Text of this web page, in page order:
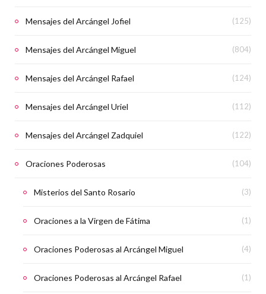
Mensajes del Arcángel Jofiel (125)
Mensajes del Arcángel Miguel (804)
Mensajes del Arcángel Rafael (124)
Mensajes del Arcángel Uriel (112)
Mensajes del Arcángel Zadquiel (122)
Oraciones Poderosas (104)
Misterios del Santo Rosario (3)
Oraciones a la Virgen de Fátima (1)
Oraciones Poderosas al Arcángel Miguel (4)
Oraciones Poderosas al Arcángel Rafael (1)